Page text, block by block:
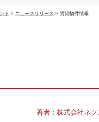
ト > ニュースリリース > 賃貸物件情報
著者：株式会社ネ